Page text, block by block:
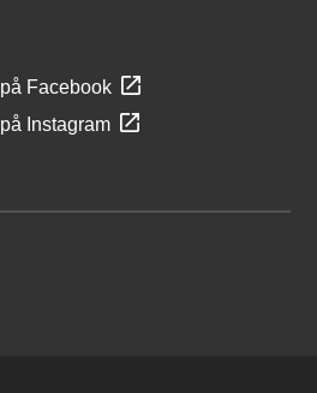
Facebook
Instagram